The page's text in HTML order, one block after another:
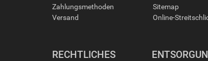
Zahlungsmethoden
Versand
Sitemap
Online-
RECHTLICHES